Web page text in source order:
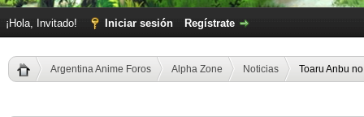
¡Hola, Invitado! Iniciar sesión Regístrate
Argentina Anime Foros Alpha Zone Noticias Toaru Anbu